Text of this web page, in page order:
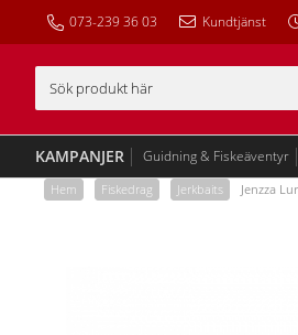
073-239 36 03 Kundtjänst
Guidning & Fiskeäventyr
KAMPANJER
Hem Fiskedrag Jerkbaits Jenzza